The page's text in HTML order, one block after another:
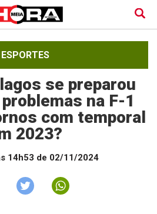
ESPORTES
se preparou
na F-1
com temporal
2023?
14h53 de 02/11/2024